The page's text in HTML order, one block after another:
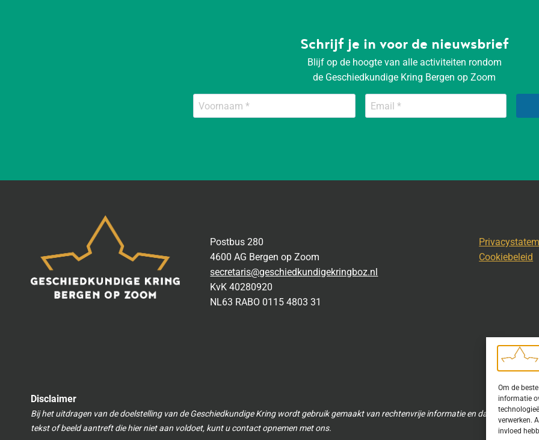
Om de
informatie
verwerken.
invloed
Schrijf je in voor de nieuwsbrief
Blijf op de hoogte van alle activiteiten rondom
de Geschiedkundige Kring Bergen op Zoom
Postbus 280
4600 AG Bergen op Zoom
secretaris@geschiedkundigekringboz.nl
KvK 40280920
NL63 RABO 0115 4803 31
Cookiebeleid
Disclaimer
Bij het uitdragen van de doelstelling van de Geschiedkundige Kring wordt gebruik gemaakt van rechtenvrije informatie en data waarvoor
tekst of beeld aantreft die hier niet aan voldoet, kunt u contact opnemen met ons.